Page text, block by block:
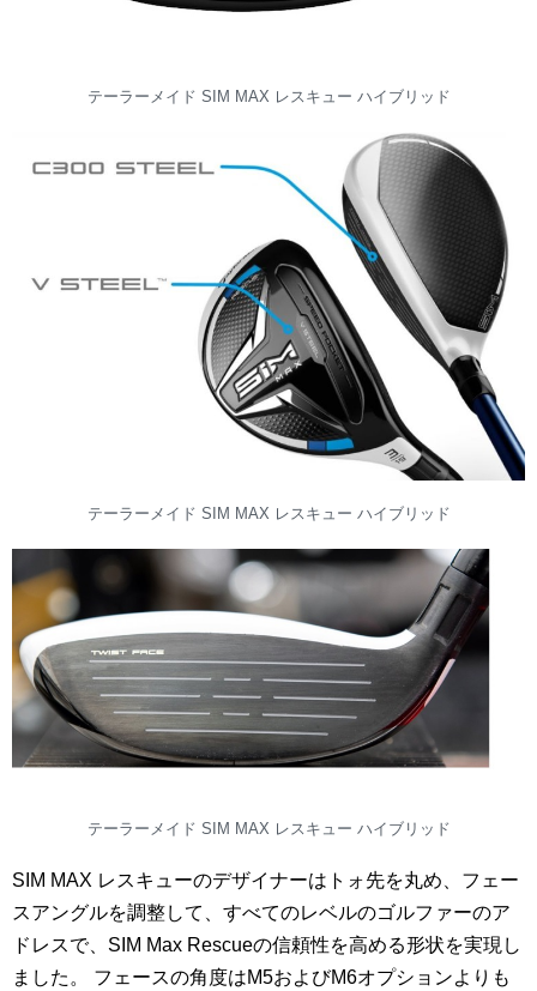
テーラーメイド SIM MAX レスキュー ハイブリッド
テーラーメイド SIM MAX レスキュー ハイブリッド
テーラーメイド SIM MAX レスキュー ハイブリッド
SIM MAX レスキューのデザイナーはトォ先を丸め、フェー
スアングルを調整して、すべてのレベルのゴルファーのア
ドレスで、SIM Max Rescueの信頼性を高める形状を実現し
ました。 フェースの角度はM5およびM6オプションよりも